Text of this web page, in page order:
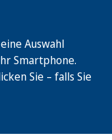
Auswahl
Smartphone.
Sie – falls Sie